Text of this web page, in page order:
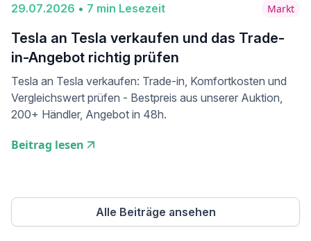
29.07.2026 • 7 min Lesezeit Markt
Tesla an Tesla verkaufen und das Trade-
in-Angebot richtig prüfen
Tesla an Tesla verkaufen: Trade-in, Komfortkosten und
Vergleichswert prüfen - Bestpreis aus unserer Auktion,
200+ Händler, Angebot in 48h.
Beitrag lesen
Alle Beiträge ansehen